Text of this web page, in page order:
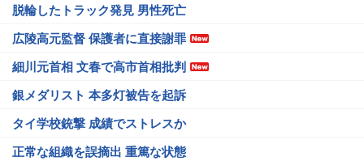
脱輪したトラック発見 男性死亡
広陵高元監督 保護者に直接謝罪
細川元首相 文春で高市首相批判
銀メダリスト 本多灯被告を起訴
タイ学校銃撃 成績でストレスか
正常な組織を誤摘出 重篤な状態